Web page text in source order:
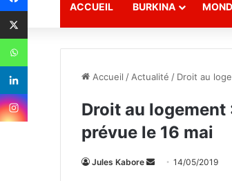
ACCUEIL BURKINA
Accueil / Actualité / Droit au
Droit au logement
prévue le 16 mai
Jules Kabore 14/05/2019